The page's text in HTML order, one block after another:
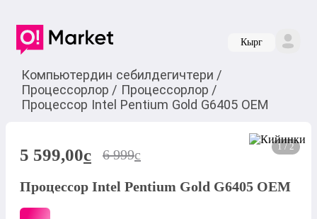
Кырг
Компьютердин себилдегичтери /
Процессорлор / Процессорлор /
Процессор Intel Pentium Gold G6405 OEM
1 / 2
5 599,00c 6 999c
Процессор Intel Pentium Gold G6405 OEM